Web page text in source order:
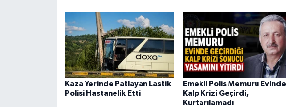
Kaza Yerinde Patlayan Lastik
Polisi Hastanelik Etti
Emekli Polis Memuru Evinde
Kalp Krizi Geçirdi,
Kurtarılamadı